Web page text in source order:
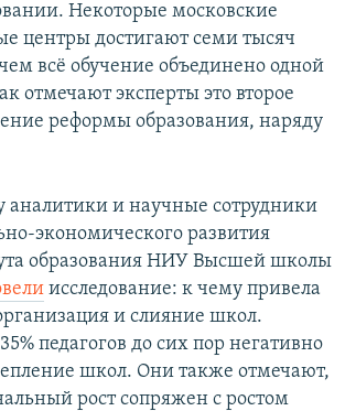
Некоторые московские
центры достигают семи тысяч
всё обучение объединено одной
отмечают эксперты это второе
реформы образования, наряду
аналитики и научные сотрудники
экономического развития
образования НИУ Высшей школы
исследование: к чему привела
и слияние школ.
педагогов до сих пор негативно
школ. Они также отмечают,
рост сопряжен с ростом